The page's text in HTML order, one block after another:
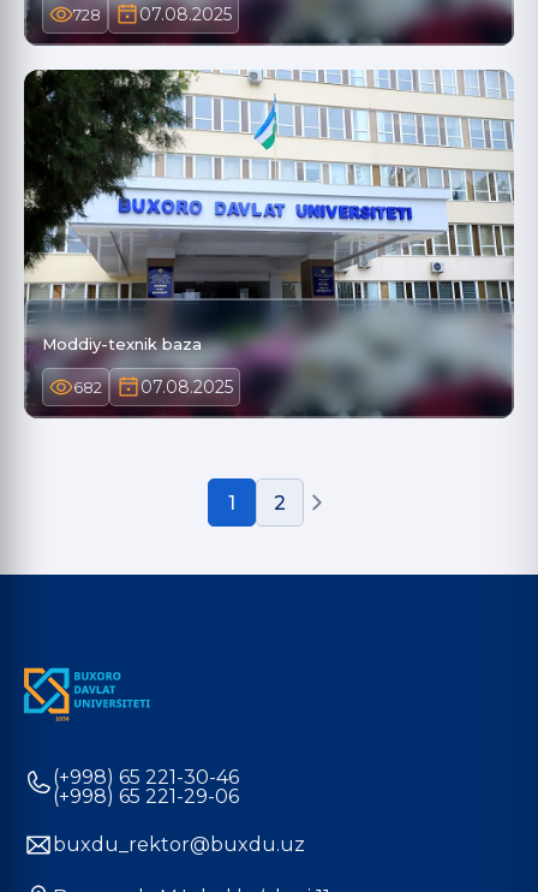
728 07.08.2025
Moddiy-texnik baza
682 07.08.2025
1 2
(+998) 65 221-30-46
(+998) 65 221-29-06
buxdu_rektor@buxdu.uz